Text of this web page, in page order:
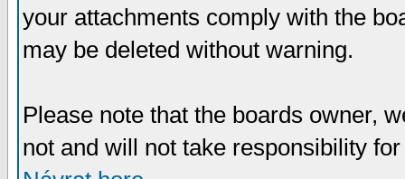
your attachments comply with the
may be deleted without warning.
Please note that the boards owner,
not and will not take responsibility